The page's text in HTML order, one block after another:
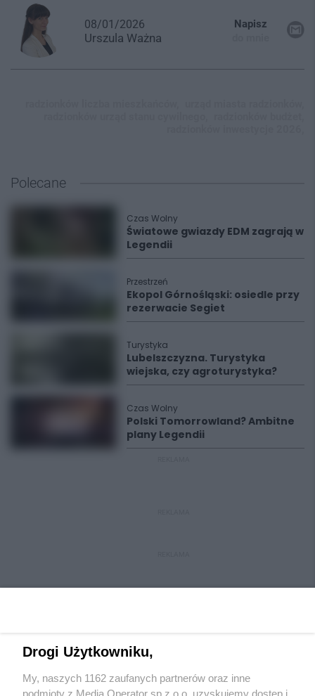
08/01/2026
Urszula Ważna
Napisz
Polecane
Czas Wolny
Światowe gwiazdy EDM zagrają w
Legendii
Przestrzeń
Ekopol Górnośląski: osiedle przy
rezerwacie Segiet
Turystyka
Lubelszczyzna. Turystyka
wiejska, czy agroturystyka?
Czas Wolny
Polski Tomorrowland? Ambitne
plany Legendii
Wydawca mediówlokalnych
Drogi Użytkowniku,
My, naszych 1162 zaufanych partnerów oraz inne
podmioty z Media Operator sp z.o.o. uzyskujemy dostęp i